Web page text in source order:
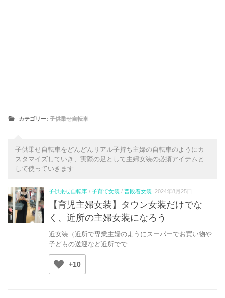
カテゴリー:子供乗せ自転車
子供乗せ自転車をどんどんリアル子持ち主婦の自転車のようにカ
スタマイズしていき、実際の足として主婦女装の必須アイテムと
して使っていきます
子供乗せ自転車 / 子育て女装 / 普段着女装 2024年8月25日
【育児主婦女装】タウン女装だけでな
く、近所の主婦女装になろう
近女装（近所で専業主婦のようにスーパーでお買い物や
子どもの送迎など近所でで...
+10